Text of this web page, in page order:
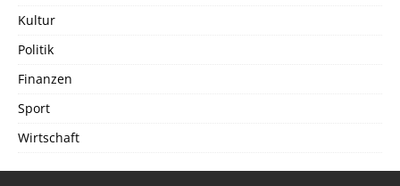
Kultur
Politik
Finanzen
Sport
Wirtschaft